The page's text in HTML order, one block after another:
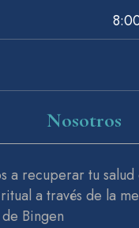
Nosotros
a recuperar tu
a través de la
Bingen